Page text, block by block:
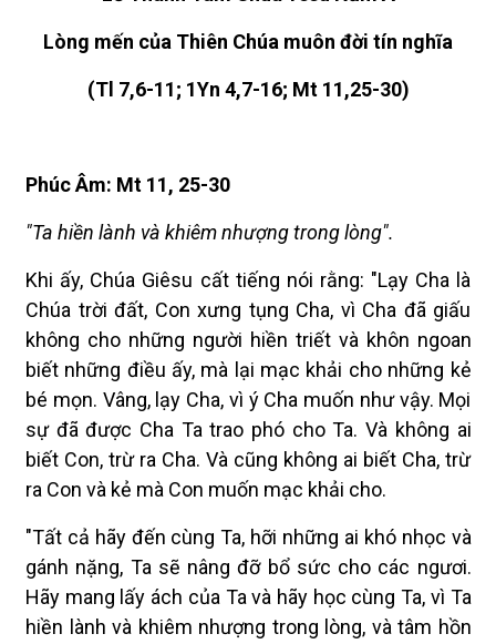
Lòng mến của Thiên Chúa muôn đời tín nghĩa
(Tl 7,6-11; 1Yn 4,7-16; Mt 11,25-30)
Phúc Âm: Mt 11, 25-30
"Ta hiền lành và khiêm nhượng trong lòng".
Khi ấy, Chúa Giêsu cất tiếng nói rằng: "Lạy Cha là
Chúa trời đất, Con xưng tụng Cha, vì Cha đã giấu
không cho những người hiền triết và khôn ngoan
biết những điều ấy, mà lại mạc khải cho những kẻ
bé mọn. Vâng, lạy Cha, vì ý Cha muốn như vậy. Mọi
sự đã được Cha Ta trao phó cho Ta. Và không ai
biết Con, trừ ra Cha. Và cũng không ai biết Cha, trừ
ra Con và kẻ mà Con muốn mạc khải cho.
"Tất cả hãy đến cùng Ta, hỡi những ai khó nhọc và
gánh nặng, Ta sẽ nâng đỡ bổ sức cho các ngươi.
Hãy mang lấy ách của Ta và hãy học cùng Ta, vì Ta
hiền lành và khiêm nhượng trong lòng, và tâm hồn